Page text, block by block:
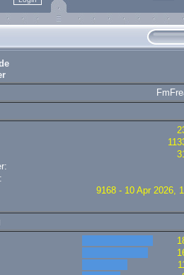
9168 - 10 Apr 2026,